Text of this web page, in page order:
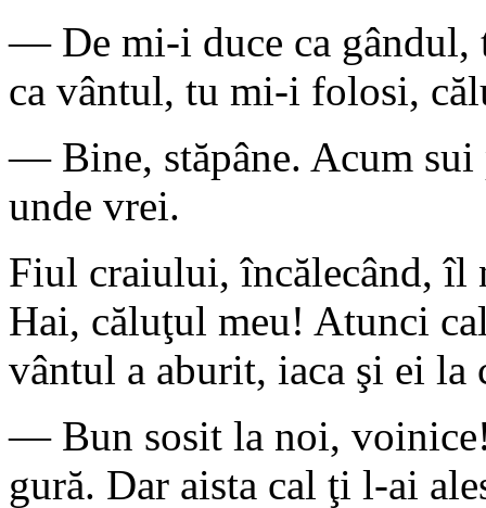
— De mi-i duce ca gândul,
ca vântul, tu mi-i folosi,
— Bine, stăpâne. Acum sui
unde vrei.
Fiul craiului, încălecând, îl
Hai, căluţul meu! Atunci
vântul a aburit, iaca şi ei la
— Bun sosit la noi,
gură. Dar aista cal ţi l-ai